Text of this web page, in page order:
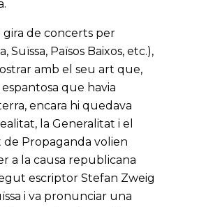
de concerts per
Suïssa, Països Baixos, etc.),
amb el seu art que,
que havia
encara hi quedava
la Generalitat i el
Propaganda volien
a la causa republicana
escriptor Stefan Zweig
i va pronunciar una